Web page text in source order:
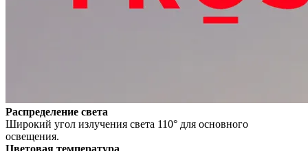
Распределение света
Широкий угол излучения света 110° для основного
освещения.